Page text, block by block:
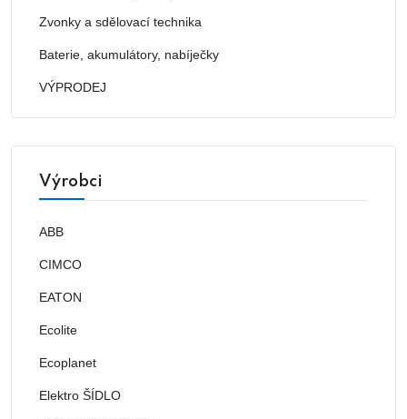
Zvonky a sdělovací technika
Baterie, akumulátory, nabíječky
VÝPRODEJ
Výrobci
ABB
CIMCO
EATON
Ecolite
Ecoplanet
Elektro ŠÍDLO